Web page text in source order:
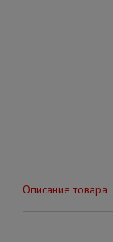
Описание товара